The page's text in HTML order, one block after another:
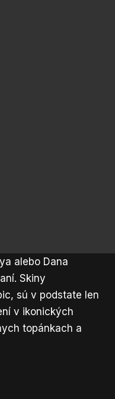
alebo Dana
Skiny
sú v podstate len
v ikonických
topánkach a